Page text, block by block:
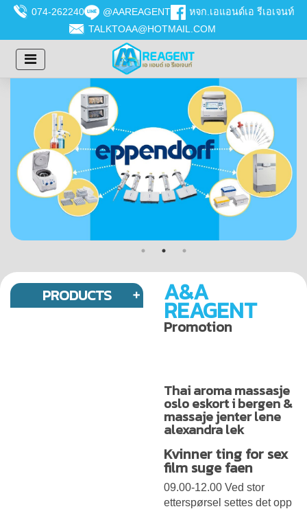
074-262240 @AAREAGENT
หจก.เอแอนด์เอ รีเอเจนท์
TALKTOAA@HOTMAIL.COM
PRODUCTS A&A
REAGENT
Promotion
Thai aroma massasje
oslo eskort i bergen &
massaje jenter lene
alexandra lek
Kvinner ting for sex
film suge faen
09.00-12.00 Ved stor
etterspørsel settes det opp